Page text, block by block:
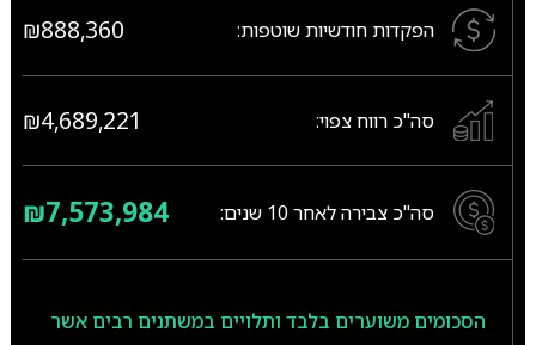
הפקדות חודשיות שוטפות: ₪888,360
סה"כ רווח צפוי: ₪4,689,221
סה"כ צבירה לאחר 10 שנים: ₪7,573,984
הסכומים משוערים בלבד ותלויים במשתנים רבים אשר